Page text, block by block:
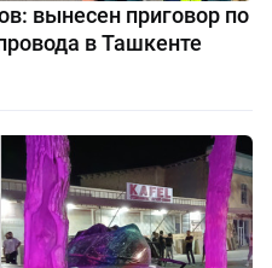
вынесен приговор по
в Ташкенте